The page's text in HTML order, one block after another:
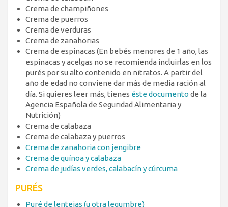
Crema de champiñones
Crema de puerros
Crema de verduras
Crema de zanahorias
Crema de espinacas (En bebés menores de 1 año, las
espinacas y acelgas no se recomienda incluirlas en los
purés por su alto contenido en nitratos. A partir del
año de edad no conviene dar más de media ración al
día. Si quieres leer más, tienes éste documento de la
Agencia Española de Seguridad Alimentaria y
Nutrición)
Crema de calabaza
Crema de calabaza y puerros
Crema de zanahoria con jengibre
Crema de quínoa y calabaza
Crema de judías verdes, calabacín y cúrcuma
PURÉS
Puré de lentejas (u otra legumbre)